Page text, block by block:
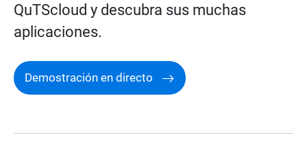
QuTScloud y descubra sus muchas
aplicaciones.
Demostración en directo